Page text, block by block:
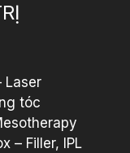
Laser
tóc
– Filler, IPL